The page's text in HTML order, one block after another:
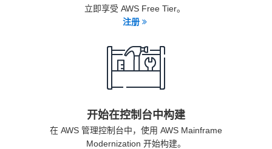
立即享受 AWS Free Tier。
注册
开始在控制台中构建
在 AWS 管理控制台中，使用 AWS Mainframe
Modernization 开始构建。